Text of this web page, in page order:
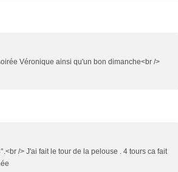
Véronique ainsi qu'un bon dimanche<br />
/> J'ai fait le tour de la pelouse . 4 tours ca fait